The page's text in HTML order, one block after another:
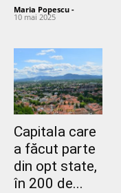
Maria Popescu -
10 mai 2025
Capitala care
a făcut parte
din opt state,
în 200 de...